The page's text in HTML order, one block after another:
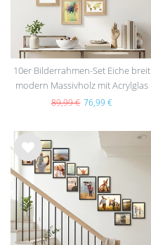
10er Bilderrahmen-Set Eiche breit
modern Massivholz mit Acrylglas
89,99 € 76,99 €
Wu
nsc
hlist
e